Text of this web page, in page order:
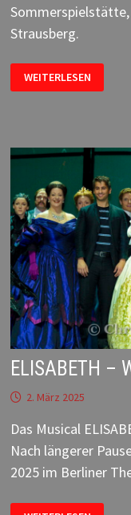
Strausberg.
MORDSKOLLEGINNEN
–
SCHWARZER
WEITERLESEN
ELISABETH –
2. März 2025
Das Musical
Nach längerer
2025 im Berliner